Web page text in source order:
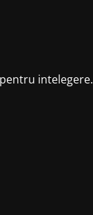
intelegere.